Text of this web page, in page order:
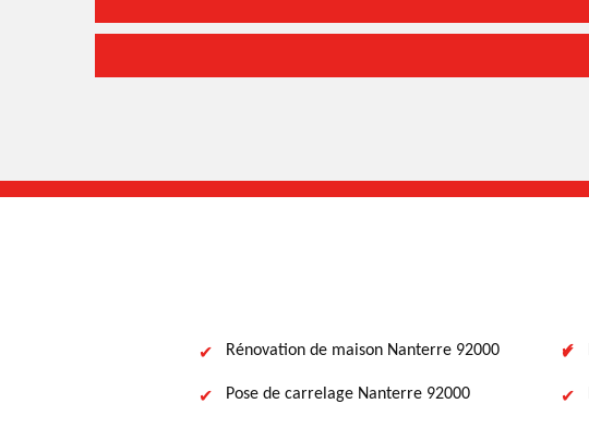
Rénovation de maison Nanterre 92000
Pose de carrelage Nanterre 92000